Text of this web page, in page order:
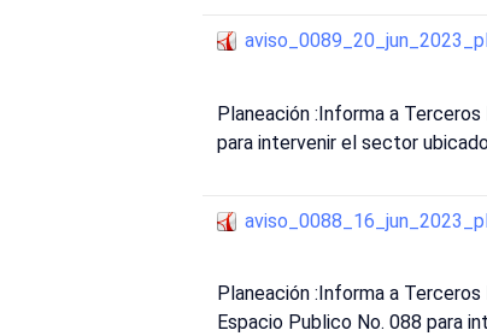
Planeación :Informa a
para intervenir el sector
Planeación :Informa a
Espacio Publico No. 088 para